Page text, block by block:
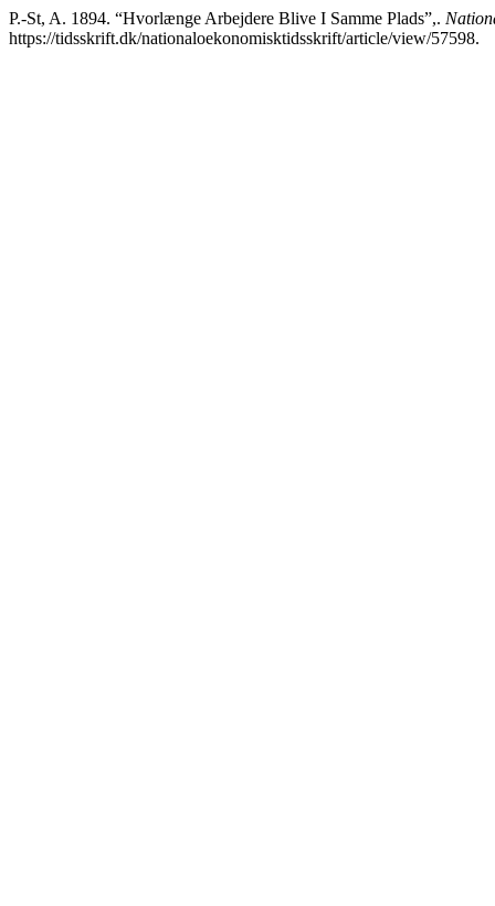
P.-St, A. 1894. “Hvorlænge Arbejdere Blive I Samme Plads”,.
https://tidsskrift.dk/nationaloekonomisktidsskrift/article/view/57598.